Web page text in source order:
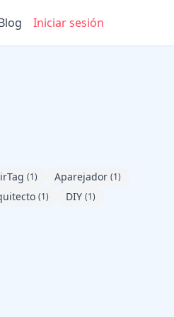
Iniciar sesión
(1) Aparejador (1)
(1) DIY (1)